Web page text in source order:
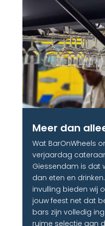
Meer dan
Wat BarOnWheels
verjaardag
Giessendam is dat
dan eten en
invulling bieden wij
jouw feest net dat
bars zijn volledig
ruime selectie aan